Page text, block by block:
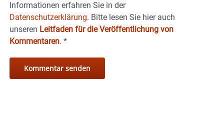
Informationen erfahren Sie in der
Datenschutzerklärung. Bitte lesen Sie hier auch
unseren Leitfaden für die Veröffentlichung von
Kommentaren. *